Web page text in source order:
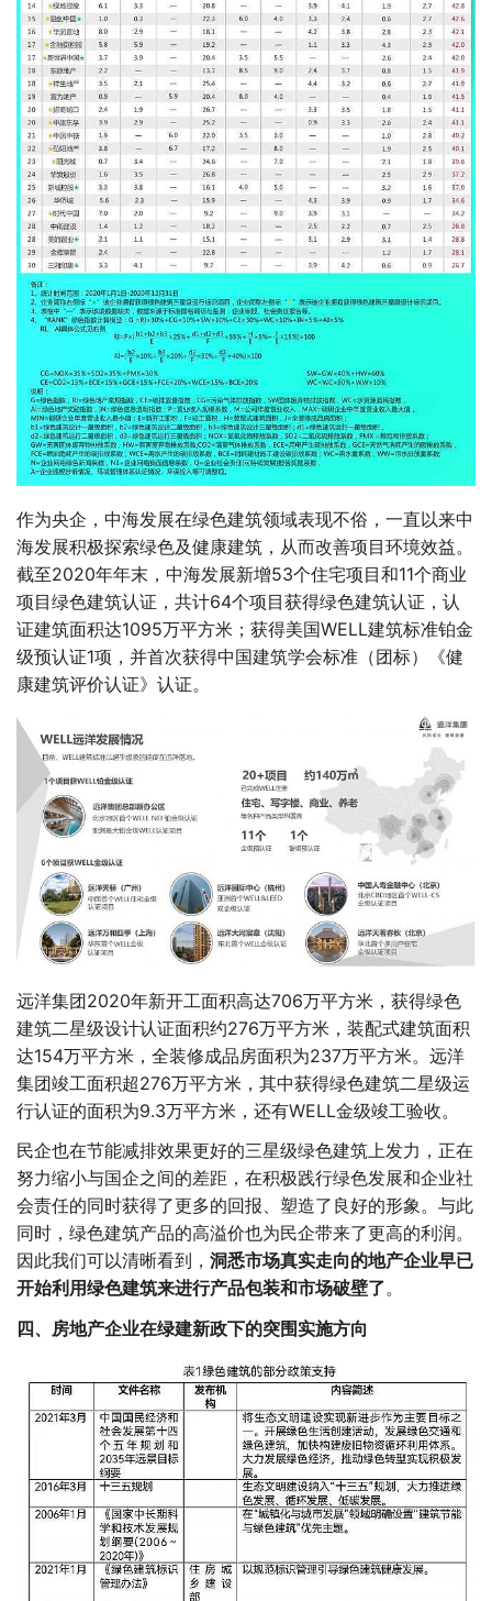
作为央企，中海发展在绿色建筑领域表现不俗，一直以来中
海发展积极探索绿色及健康建筑，从而改善项目环境效益。
截至2020年年末，中海发展新增53个住宅项目和11个商业
项目绿色建筑认证，共计64个项目获得绿色建筑认证，认
证建筑面积达1095万平方米；获得美国WELL建筑标准铂金
级预认证1项，并首次获得中国建筑学会标准（团标）《健
康建筑评价认证》认证。
远洋集团2020年新开工面积高达706万平方米，获得绿色
建筑二星级设计认证面积约276万平方米，装配式建筑面积
达154万平方米，全装修成品房面积为237万平方米。远洋
集团竣工面积超276万平方米，其中获得绿色建筑二星级运
行认证的面积为9.3万平方米，还有WELL金级竣工验收。
民企也在节能减排效果更好的三星级绿色建筑上发力，正在
努力缩小与国企之间的差距，在积极践行绿色发展和企业社
会责任的同时获得了更多的回报、塑造了良好的形象。与此
同时，绿色建筑产品的高溢价也为民企带来了更高的利润。
因此我们可以清晰看到， 洞悉市场真实走向的地产企业早已
开始利用绿色建筑来进行产品包装和市场破壁了。
四、房地产企业在绿建新政下的突围实施方向